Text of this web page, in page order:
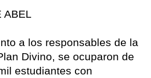
ABEL
a los responsables de la
Divino, se ocuparon de
estudiantes con